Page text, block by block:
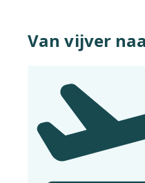
Van vijver